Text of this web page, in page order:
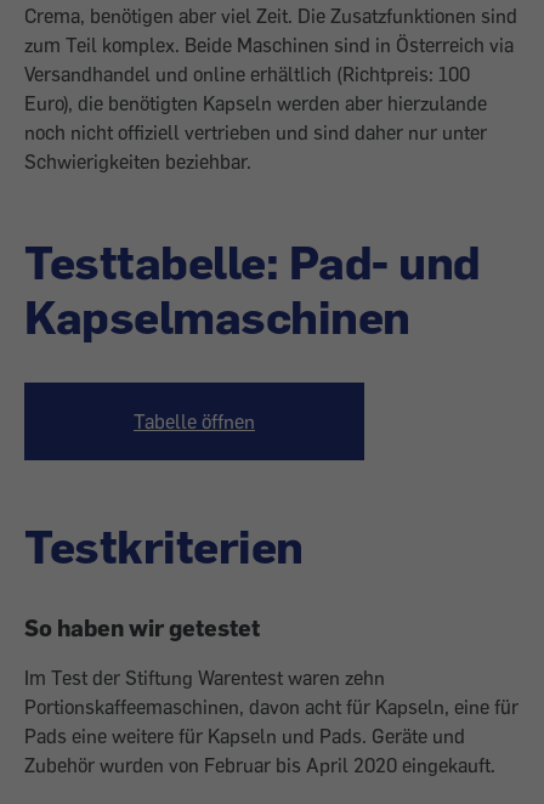
Crema, benötigen aber viel Zeit. Die Zusatzfunktionen sind
zum Teil komplex. Beide Maschinen sind in Österreich via
Versandhandel und online erhältlich (Richtpreis: 100
Euro), die benötigten Kapseln werden aber hierzulande
noch nicht offi­ziell vertrieben und sind daher nur unter
Schwierigkeiten beziehbar.
Testtabelle: Pad- und
Kapselmaschinen
Tabelle öffnen
Testkriterien
So haben wir getestet
Im Test der Stiftung Warentest waren zehn
Portionskaffeemaschinen, davon acht für Kapseln, eine für
Pads eine weitere für Kapseln und Pads. Geräte und
Zubehör wurden von Februar bis April 2020 eingekauft.